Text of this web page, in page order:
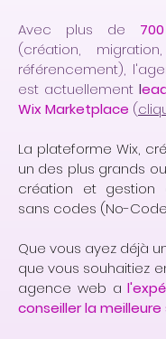
Avec plus de
(création,
référencement),
est actuellement l
Wix Marketplace (
La plateforme Wix,
un des plus grands
création et gestion
sans codes (No-
Que vous ayez déjà
que vous souhaitiez
agence web a
conseiller la meilleure